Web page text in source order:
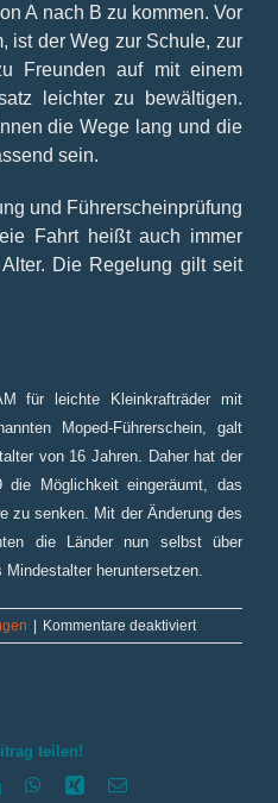
A nach B zu kommen. Vor
ist der Weg zur Schule, zur
Freunden auf mit einem
leichter zu bewältigen.
die Wege lang und die
sein.
und Führerscheinprüfung
Fahrt heißt auch immer
Die Regelung gilt seit
für leichte Kleinkrafträder mit
Moped-Führerschein, galt
von 16 Jahren. Daher hat der
die Möglichkeit eingeräumt, das
zu senken. Mit der Änderung des
die Länder nun selbst über
heruntersetzen.
| Kommentare deaktiviertfür
Durchstarten
teilen!
LinkedInWhatsApp
Xing E-